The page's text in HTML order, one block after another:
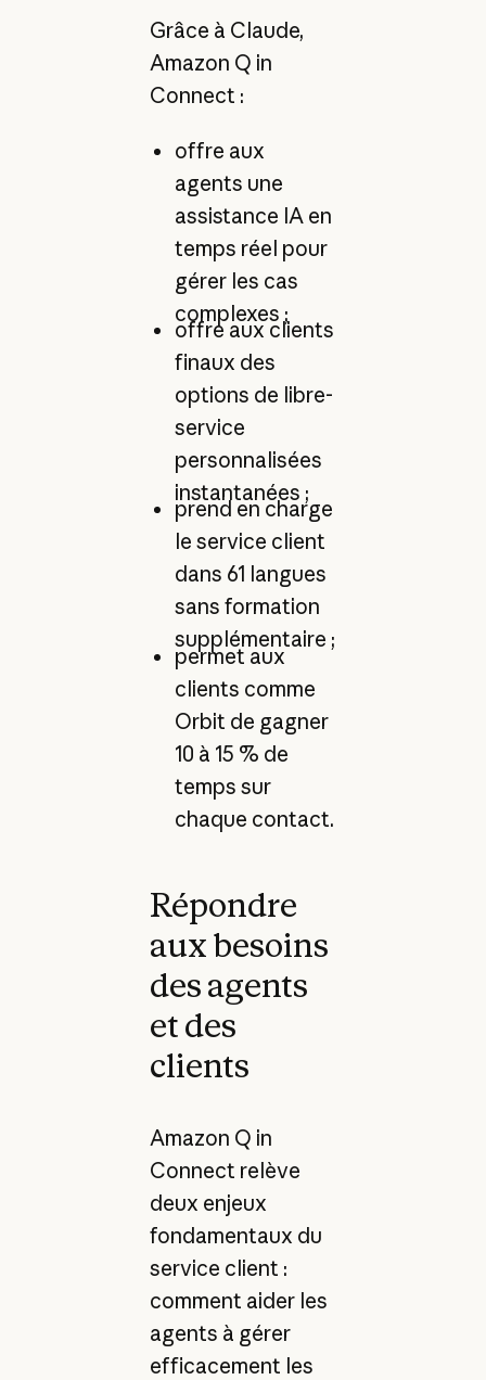
Grâce à Claude,
Amazon Q in
Connect :
offre aux
agents une
assistance IA en
temps réel pour
gérer les cas
complexes ;
offre aux clients
finaux des
options de libre-
service
personnalisées
instantanées ;
prend en charge
le service client
dans 61 langues
sans formation
supplémentaire ;
permet aux
clients comme
Orbit de gagner
10 à 15 % de
temps sur
chaque contact.
Répondre
aux besoins
des agents
et des
clients
Amazon Q in
Connect relève
deux enjeux
fondamentaux du
service client :
comment aider les
agents à gérer
efficacement les